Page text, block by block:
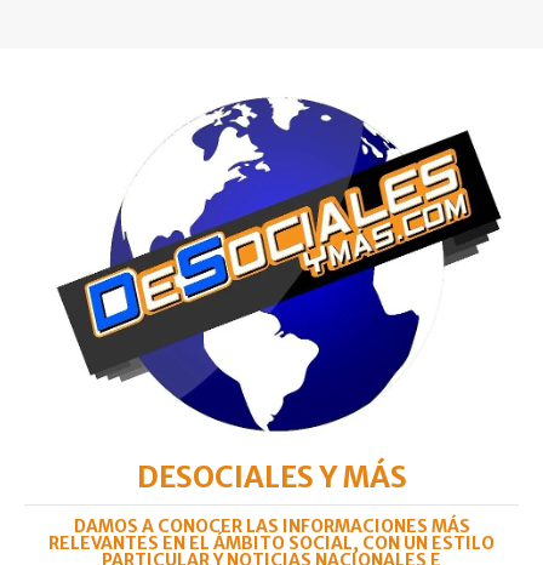
DESOCIALES Y MÁS
DAMOS A CONOCER LAS INFORMACIONES MÁS
RELEVANTES EN EL ÁMBITO SOCIAL, CON UN ESTILO
PARTICULAR Y NOTICIAS NACIONALES E